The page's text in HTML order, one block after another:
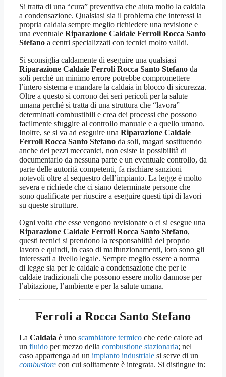
Si tratta di una “cura” preventiva che aiuta molto la caldaia
a condensazione. Qualsiasi sia il problema che interessi la
propria caldaia sempre meglio richiedere una revisione e
una eventuale Riparazione Caldaie Ferroli Rocca Santo
Stefano a centri specializzati con tecnici molto validi.
Si sconsiglia caldamente di eseguire una qualsiasi
Riparazione Caldaie Ferroli Rocca Santo Stefano da
soli perché un minimo errore potrebbe compromettere
l’intero sistema e mandare la caldaia in blocco di sicurezza.
Oltre a questo si corrono dei seri pericoli per la salute
umana perché si tratta di una struttura che “lavora”
determinati combustibili e crea dei processi che possono
facilmente sfuggire al controllo manuale e a quello umano.
Inoltre, se si va ad eseguire una Riparazione Caldaie
Ferroli Rocca Santo Stefano da soli, magari sostituendo
anche dei pezzi meccanici, non esiste la possibilità di
documentarlo da nessuna parte e un eventuale controllo, da
parte delle autorità competenti, fa rischiare sanzioni
notevoli oltre al sequestro dell’impianto. La legge è molto
severa e richiede che ci siano determinate persone che
sono qualificate per riuscire a eseguire questi tipi di lavori
su queste strutture.
Ogni volta che esse vengono revisionate o ci si esegue una
Riparazione Caldaie Ferroli Rocca Santo Stefano,
questi tecnici si prendono la responsabilità del proprio
lavoro e quindi, in caso di malfunzionamenti, loro sono gli
interessati a livello legale. Sempre meglio essere a norma
di legge sia per le caldaie a condensazione che per le
caldaie tradizionali che possono essere molto dannose per
l’abitazione, l’ambiente e per la salute umana.
Ferroli a Rocca Santo Stefano
La Caldaia è uno scambiatore termico che cede calore ad
un fluido per mezzo della combustione stazionaria; nel
caso appartenga ad un impianto industriale si serve di un
combustore con cui solitamente è integrata. Si distingue in: